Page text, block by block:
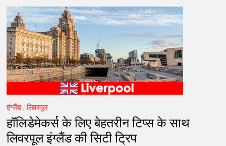
इंग्लैंड/लिवरपूल
हॉलिडेमेकर्स के लिए बेहतरीन टिप्स के साथ
लिवरपूल इंग्लैंड की सिटी ट्रिप